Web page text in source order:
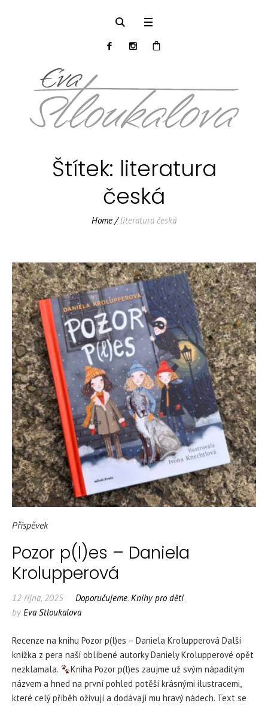
Štítek: literatura
česká
Home /literatura česká
Příspěvek
Pozor p(l)es – Daniela
Krolupperová
12 října, 2025 Doporučujeme, Knihy pro děti
by Eva Stloukalova
Recenze na knihu Pozor p(l)es – Daniela Krolupperová Další
knížka z pera naší oblíbené autorky Daniely Krolupperové opět
nezklamala.
Kniha Pozor p(l)es zaujme už svým nápaditým
názvem a hned na první pohled potěší krásnými ilustracemi,
které celý příběh oživují a dodávají mu hravý nádech. Text se